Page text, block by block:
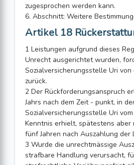
zugesprochen werden kann.
6. Abschnitt: Weitere
Artikel 18
1 Leistungen aufgrund dieses
Unrecht ausgerichtet wurden,
Sozialversicherungsstelle Uri von
zurück.
2 Der Rückforderungsanspruch
Jahrs nach dem Zeit - punkt, in
Sozialversicherungsstelle Uri
Kenntnis erhielt, spätestens aber
fünf Jahren nach Auszahlung der
3 Wurde die unrechtmässige
strafbare Handlung verursacht,